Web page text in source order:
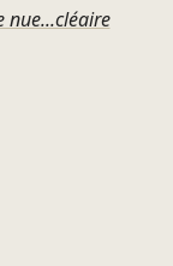
nue...cléaire